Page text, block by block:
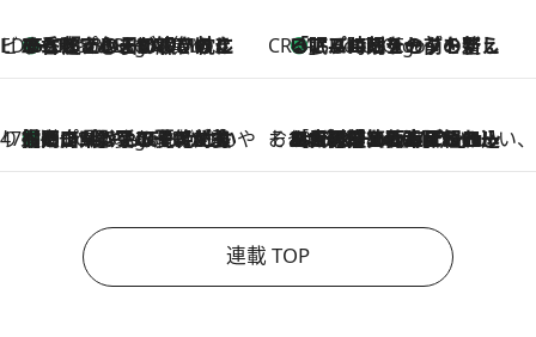
ビューティいいもの集め EDITORS' BEST
2 Hours Ago
35℃超えの日の夜、枕にひと吹き！ BAUMのルームスプレーが、ひのきの香りで心まで解きほぐす CREA'S CHOICE
2 Hours Ago
「眠る時刻をセットする」——眠りの前を整える、バルミューダの新しいアプローチ
47都道府県の手みやげ ひんやりスイーツで夏を満喫
2 Hours Ago
【岡山県】この夏絶対食べたい 冷やしておいしいおやつ3選 フルーツが主役のプリンやアイスが勢揃い そおだよおこの関西おいしい、おやつ紀行
2026.8.9
［大阪府箕面市］一皿一皿目の前で仕上げられる、料理を巧みに組み込んだアシェットデセールコース「ミチル アシェット デセール（Michiru assiette dessert）」
連載 TOP